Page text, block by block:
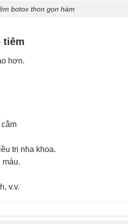
botox thon gọn hàm
tiêm
hơn.
trị nha khoa.
v.v.